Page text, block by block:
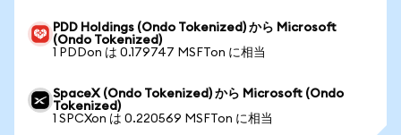
PDD Holdings (Ondo Tokenized) から Microsoft
(Ondo Tokenized)
1 PDDon は 0.179747 MSFTon に相当
SpaceX (Ondo Tokenized) から Microsoft (Ondo
Tokenized)
1 SPCXon は 0.220569 MSFTon に相当